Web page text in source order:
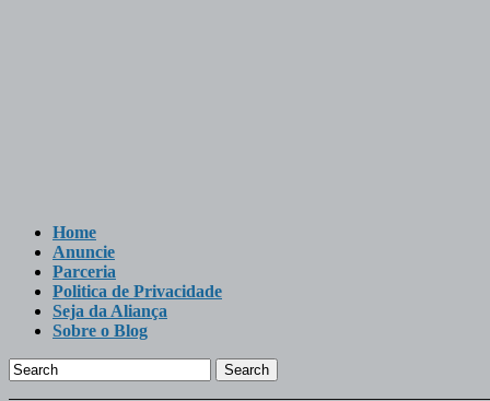
Home
Anuncie
Parceria
Politica de Privacidade
Seja da Aliança
Sobre o Blog
Search